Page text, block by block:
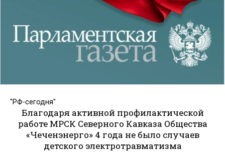
"РФ-сегодня"
Благодаря активной профилактической
работе МРСК Северного Кавказа Общества
«Чеченэнерго» 4 года не было случаев
детского электротравматизма